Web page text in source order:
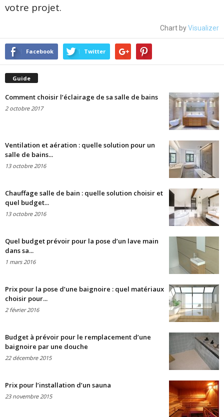
votre projet.
Chart byVisualizer
Facebook Twitter
Guide
Comment choisir l’éclairage de sa salle de bains
2 octobre 2017
Ventilation et aération : quelle solution pour un
salle de bains...
13 octobre 2016
Chauffage salle de bain : quelle solution choisir et
quel budget...
13 octobre 2016
Quel budget prévoir pour la pose d’un lave main
dans sa...
1 mars 2016
Prix pour la pose d’une baignoire : quel matériaux
choisir pour...
2 février 2016
Budget à prévoir pour le remplacement d’une
baignoire par une douche
22 décembre 2015
Prix pour l’installation d’un sauna
23 novembre 2015